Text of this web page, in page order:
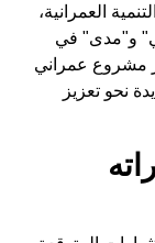
العمرانية،
و"مدى" في
مشروع عمراني
نحو تعزيز